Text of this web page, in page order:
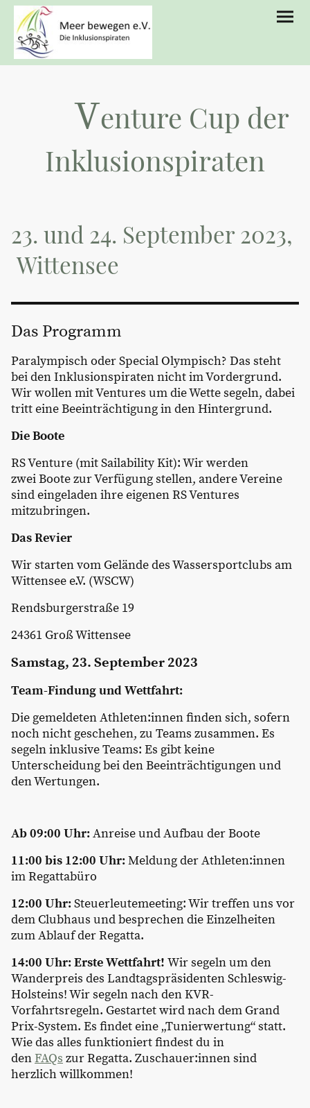
Venture Cup der
Inklusionspiraten
23. und 24. September 2023,
Wittensee
Das Programm
Paralympisch oder Special Olympisch? Das steht
bei den Inklusionspiraten nicht im Vordergrund.
Wir wollen mit Ventures um die Wette segeln, dabei
tritt eine Beeinträchtigung in den Hintergrund.
Die Boote
RS Venture (mit Sailability Kit): Wir werden
zwei Boote zur Verfügung stellen, andere Vereine
sind eingeladen ihre eigenen RS Ventures
mitzubringen.
Das Revier
Wir starten vom Gelände des Wassersportclubs am
Wittensee e.V. (WSCW)
Rendsburgerstraße 19
24361 Groß Wittensee
Samstag, 23. September 2023
Team-Findung und Wettfahrt:
Die gemeldeten Athleten:innen finden sich, sofern
noch nicht geschehen, zu Teams zusammen. Es
segeln inklusive Teams: Es gibt keine
Unterscheidung bei den Beeinträchtigungen und
den Wertungen.
Ab 09:00 Uhr:Anreise und Aufbau der Boote
11:00 bis 12:00 Uhr:Meldung der Athleten:innen
im Regattabüro
12:00 Uhr:Steuerleutemeeting: Wir treffen uns vor
dem Clubhaus und besprechen die Einzelheiten
zum Ablauf der Regatta.
14:00 Uhr: Erste Wettfahrt! Wir segeln um den
Wanderpreis des Landtagspräsidenten Schleswig-
Holsteins! Wir segeln nach den KVR-
Vorfahrtsregeln. Gestartet wird nach dem Grand
Prix-System. Es findet eine „Tunierwertung“ statt.
Wie das alles funktioniert findest du in
denFAQs zur Regatta. Zuschauer:innen sind
herzlich willkommen!